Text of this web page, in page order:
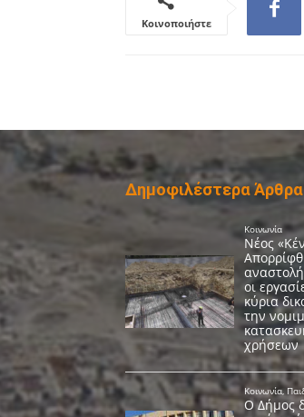
Κοινοποιήστε
Δημοφιλέστερα Άρθρα